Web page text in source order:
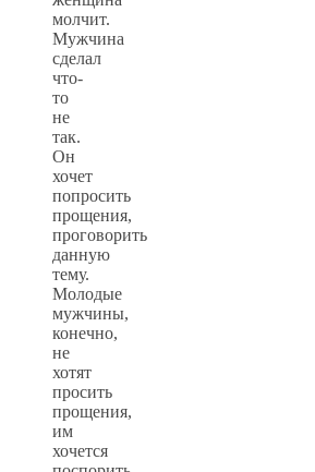
молчит.
Мужчина
сделал
что-
то
не
так.
Он
хочет
попросить
прощения,
проговорить
данную
тему.
Молодые
мужчины,
конечно,
не
хотят
просить
прощения,
им
хочется